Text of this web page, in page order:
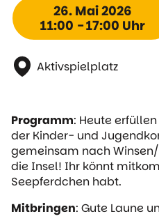
26. Mai 2026
11:00 - 17:00 Uhr
Aktivspielplatz
Programm: Heute
der Kinder- und
gemeinsam nach
die Insel! Ihr könnt
Seepferdchen habt.
Mitbringen: Gute Laune